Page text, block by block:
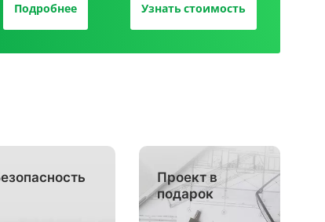
Подробнее Узнать стоимость
Проект в
подарок